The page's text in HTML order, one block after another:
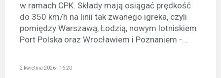
w ramach CPK. Składy mają osiągać prędkość
do 350 km/h na linii tak zwanego igreka, czyli
pomiędzy Warszawą, Łodzią, nowym lotniskiem
Port Polska oraz Wrocławiem i Poznaniem -...
2 kwietnia 2026 - 16:20